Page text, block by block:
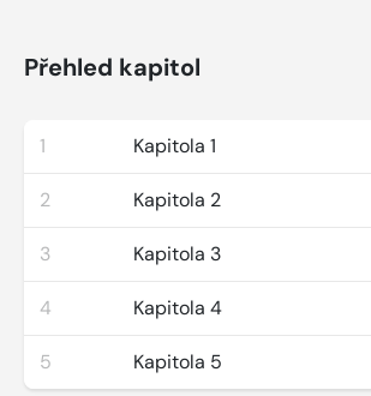
Přehled kapitol
1 Kapitola 1
2 Kapitola 2
3 Kapitola 3
4 Kapitola 4
5 Kapitola 5